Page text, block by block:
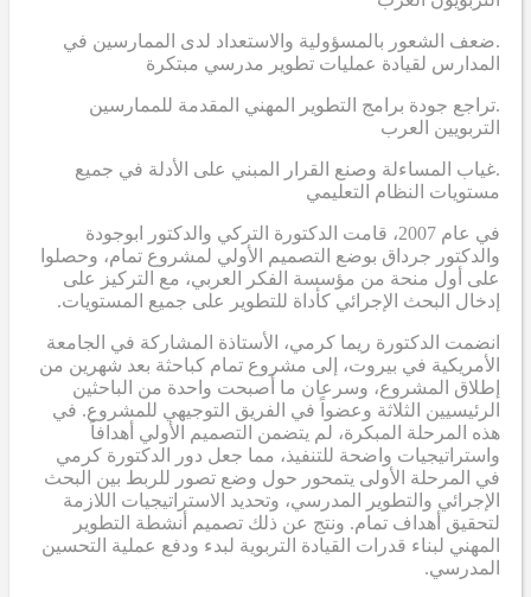
.ضعف الشعور بالمسؤولية والاستعداد لدى الممارسين في
المدارس لقيادة عمليات تطوير مدرسي مبتكرة
.تراجع جودة برامج التطوير المهني المقدمة للممارسين
التربويين العرب
.غياب المساءلة وصنع القرار المبني على الأدلة في جميع
مستويات النظام التعليمي
في عام 2007، قامت الدكتورة التركي والدكتور ابوجودة
والدكتور جرداق بوضع التصميم الأولي لمشروع تمام، وحصلوا
على أول منحة من مؤسسة الفكر العربي، مع التركيز على
إدخال البحث الإجرائي كأداة للتطوير على جميع المستويات.
انضمت الدكتورة ريما كرمي، الأستاذة المشاركة في الجامعة
الأمريكية في بيروت، إلى مشروع تمام كباحثة بعد شهرين من
إطلاق المشروع، وسرعان ما أصبحت واحدة من الباحثين
الرئيسيين الثلاثة وعضواً في الفريق التوجيهي للمشروع. في
هذه المرحلة المبكرة، لم يتضمن التصميم الأولي أهدافاً
واستراتيجيات واضحة للتنفيذ، مما جعل دور الدكتورة كرمي
في المرحلة الأولى يتمحور حول وضع تصور للربط بين البحث
الإجرائي والتطوير المدرسي، وتحديد الاستراتيجيات اللازمة
لتحقيق أهداف تمام. ونتج عن ذلك تصميم أنشطة التطوير
المهني لبناء قدرات القيادة التربوية لبدء ودفع عملية التحسين
المدرسي.